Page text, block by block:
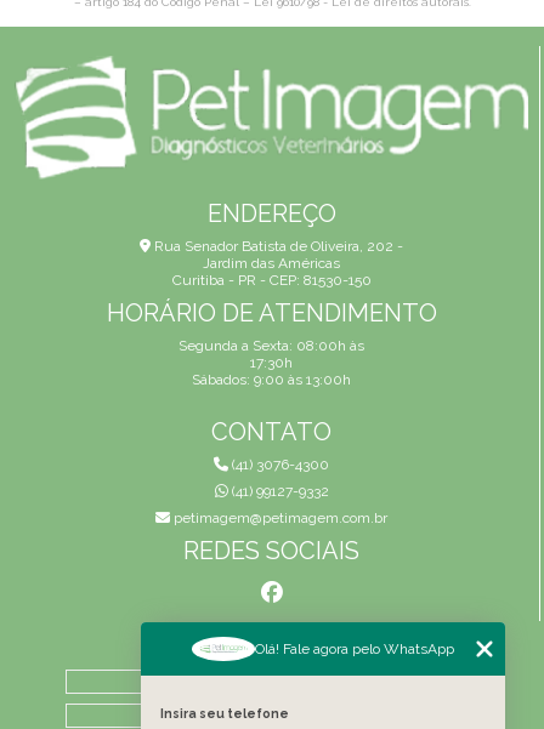
ENDEREÇO
Rua Senador Batista de Oliveira, 202 -
Jardim das Américas
Curitiba - PR - CEP: 81530-150
HORÁRIO DE ATENDIMENTO
Segunda a Sexta: 08:00h às
17:30h
Sábados: 9:00 às 13:00h
CONTATO
(41) 3076-4300
(41) 99127-9332
petimagem@petimagem.com.br
REDES SOCIAIS
MENU
HOME
QUEM SOMOS
Olá! Fale agora pelo WhatsApp
Insira seu telefone